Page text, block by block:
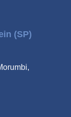
(SP)